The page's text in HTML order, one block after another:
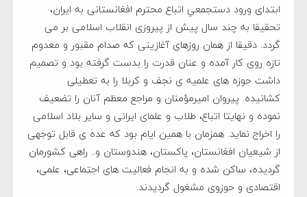
ابتدای ورود دستجمعیِ اتباع محترم افغانستانی به ایران،
تحقیقا به چند سال پیش از پیروزی انقلاب اسلامی بر می
گردد. دقیقا از همان روزهای آغازینی که صدام مقبور و معدوم
تازه روی کار آمده و عنان قدرت را بدست گرفته بود و تصمیم
داشت حوزه های علمیه ی نجف و کربلا را به تعطیلی
کشانیده. پیروان امیرمؤمنان و مراجع معظم آنان را تضعیف
نموده و نهایتا اتباع، طلاب و علمای ایرانی و سایر بلاد اسلامی
را اخراج نماید. همزمان با همین ایام بود که عده ی قابل توجهی
از شیعیان افغانستان، پاکستان، هندوستان و.. راهی کشورمان
گردیده، ساکن شده و به انجام فعالیت های اجتماعی، علمی،
اقتصادی و حوزوی مشغول گردیدند.